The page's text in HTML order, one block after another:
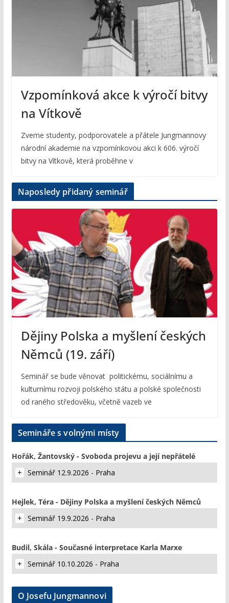
Vzpomínková akce k výročí bitvy
na Vítkově
Zveme studenty, podporovatele a přátele Jungmannovy
národní akademie na vzpomínkovou akci k 606. výročí
bitvy na Vítkově, která proběhne v
Naposledy přidaný seminář
Dějiny Polska a myšlení českých
Němců (19. září)
Seminář se bude věnovat politickému, sociálnímu a
kulturnímu rozvoji polského státu a polské společnosti
od raného středověku, včetně vazeb ve
Semináře s volnými místy
Hořák, Žantovský - Svoboda projevu a její nepřátelé
Seminář 12.9.2026 - Praha
Hejlek, Téra - Dějiny Polska a myšlení českých Němců
Seminář 19.9.2026 - Praha
Budil, Skála - Současné interpretace Karla Marxe
Seminář 10.10.2026 - Praha
O Josefu Jungmannovi